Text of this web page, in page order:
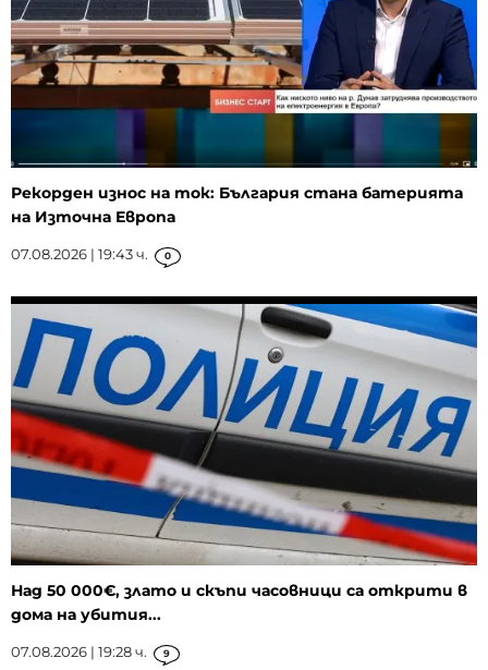
Рекорден износ на ток: България стана батерията
на Източна Европа
07.08.2026 | 19:43 ч. 0
Над 50 000€, злато и скъпи часовници са открити в
дома на убития...
07.08.2026 | 19:28 ч. 9